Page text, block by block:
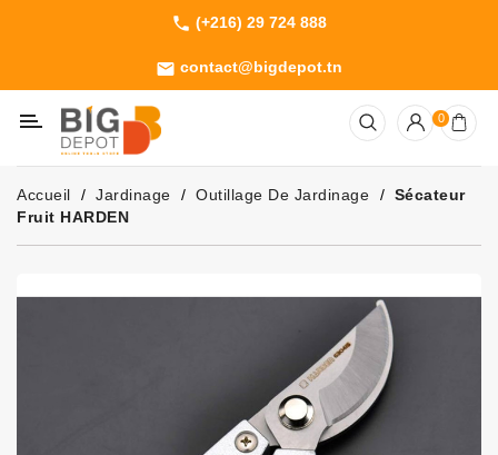
phone (+216) 29 724 888
email contact@bigdepot.tn
Machines
Outillage
Jardinage
Consommables
0
Accueil Jardinage Outillage De Jardinage
Sécateur
Fruit HARDEN